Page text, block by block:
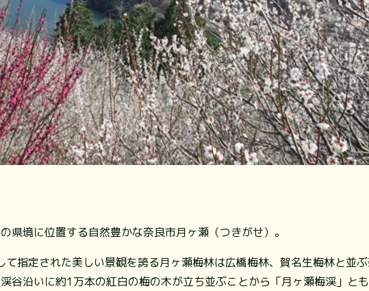
県境に位置する自然豊かな奈良市月ヶ瀬（つきがせ）。
指定された美しい景観を誇る月ヶ瀬梅林は広橋梅林、賀名生梅林と並
谷沿いに約1万本の紅白の梅の木が立ち並ぶことから「月ヶ瀬梅渓」とも